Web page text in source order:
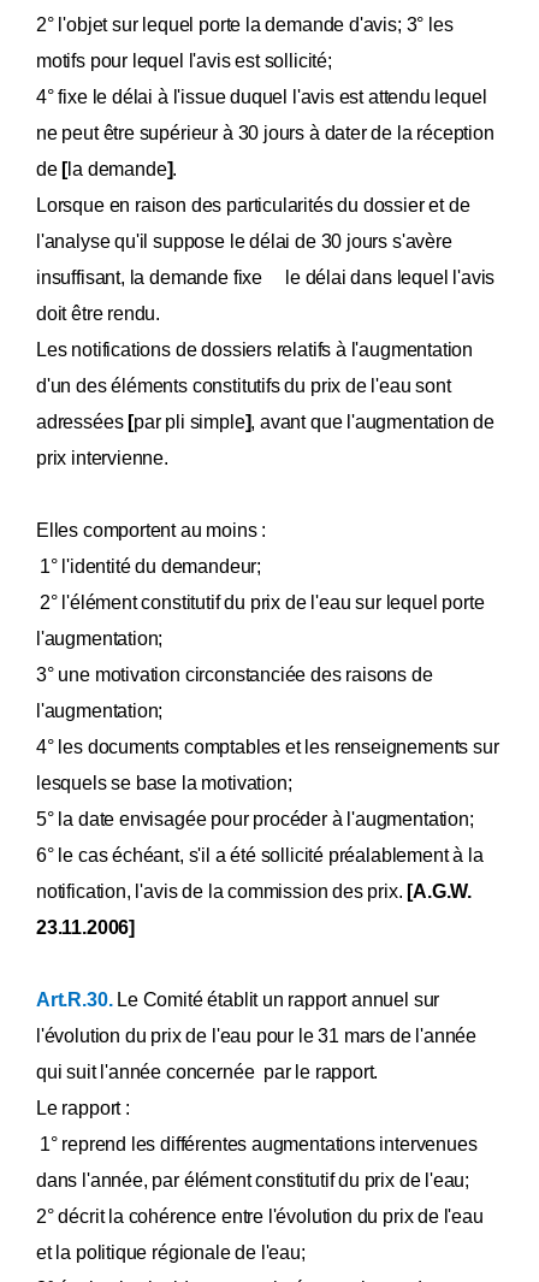
2° l'objet sur lequel porte la demande d'avis; 3° les
motifs pour lequel l'avis est sollicité;
4° fixe le délai à l'issue duquel l'avis est attendu lequel
ne peut être supérieur à 30 jours à dater de la réception
de [la demande].
Lorsque en raison des particularités du dossier et de
l'analyse qu'il suppose le délai de 30 jours s'avère
insuffisant, la demande fixe le délai dans lequel l'avis
doit être rendu.
Les notifications de dossiers relatifs à l'augmentation
d'un des éléments constitutifs du prix de l'eau sont
adressées [par pli simple], avant que l'augmentation de
prix intervienne.
Elles comportent au moins :
1° l'identité du demandeur;
2° l'élément constitutif du prix de l'eau sur lequel porte
l'augmentation;
3° une motivation circonstanciée des raisons de
l'augmentation;
4° les documents comptables et les renseignements sur
lesquels se base la motivation;
5° la date envisagée pour procéder à l'augmentation;
6° le cas échéant, s'il a été sollicité préalablement à la
notification, l'avis de la commission des prix. [A.G.W.
23.11.2006]
Art.R.30. Le Comité établit un rapport annuel sur
l'évolution du prix de l'eau pour le 31 mars de l'année
qui suit l'année concernée par le rapport.
Le rapport :
1° reprend les différentes augmentations intervenues
dans l'année, par élément constitutif du prix de l'eau;
2° décrit la cohérence entre l'évolution du prix de l'eau
et la politique régionale de l'eau;